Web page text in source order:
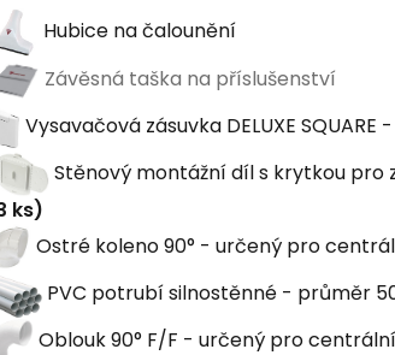
Hubice na čalounění
Závěsná taška na příslušenství
Vysavačová zásuvka DELUXE
Stěnový montážní díl s krytkou pro
ks)
Ostré koleno 90° - určený pro
PVC potrubí silnostěnné - průměr
Oblouk 90° F/F - určený pro